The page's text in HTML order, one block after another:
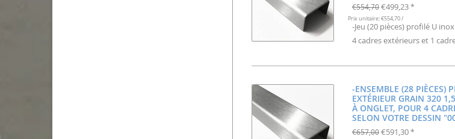
€554,70 €499,23 *
Prix unitaire: €554,70 /
-Jeu (20 pièces) profilé U
4 cadres extérieurs et 1
-ENSEMBLE (28 PIÈCES)
EXTÉRIEUR GRAIN 320
À ONGLET, POUR 4
SELON VOTRE DESSIN
€657,00 €591,30 *